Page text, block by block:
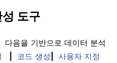
도구
다음을 기반으로 데이터 분석
코드 생성
사용자 지정